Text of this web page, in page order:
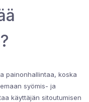
painonhallintaa, koska
syömis- ja
käyttäjän sitoutumisen